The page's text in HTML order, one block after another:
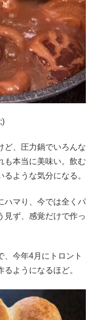
ど、圧力鍋でいろんな
も本当に美味い。飲む
ような気分になる。
ハマり、今では全くパ
見ず、感覚だけで作っ
、今年4月にトロント
ようになるほど。